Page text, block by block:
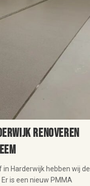
renoveren
Harderwijk hebben wij de
is een nieuw PMMA